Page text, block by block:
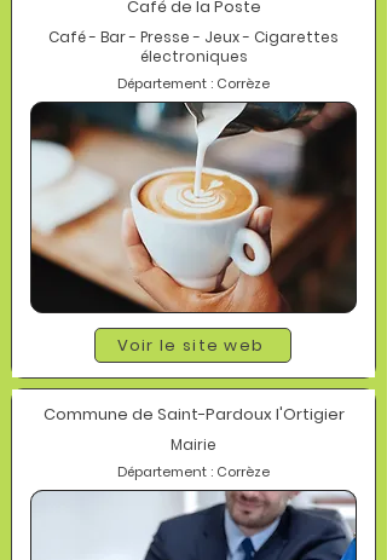
Café de la Poste
Café - Bar - Presse - Jeux - Cigarettes
électroniques
Département : Corrèze
Voir le site web
Commune de Saint-Pardoux l'Ortigier
Mairie
Département : Corrèze